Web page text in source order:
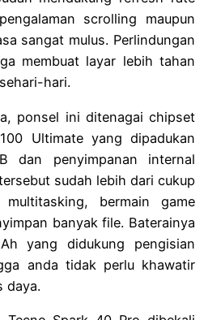
scrolling maupun
sangat mulus. Perlindungan
membuat layar lebih tahan
hari.
ponsel ini ditenagai chipset
Ultimate yang dipadukan
dan penyimpanan internal
sudah lebih dari cukup
bermain game
banyak file. Baterainya
yang didukung pengisian
anda tidak perlu khawatir
daya.